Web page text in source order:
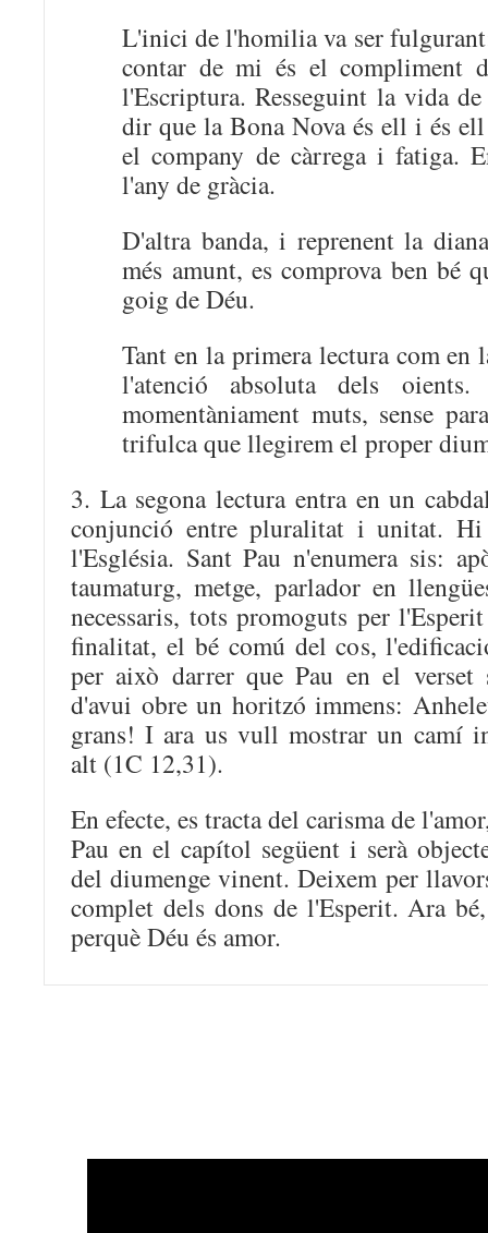
L'inici de l'homilia va ser
contar de mi és el compliment
l'Escriptura. Resseguint la vida de
dir que la Bona Nova és ell i és
el company de càrrega i fatiga.
l'any de gràcia.
D'altra banda, i reprenent la
més amunt, es comprova ben bé
goig de Déu.
Tant en la primera lectura com en
l'atenció absoluta dels
momentàniament muts, sense
trifulca que llegirem el proper
3. La segona lectura entra en un
conjunció entre pluralitat i unitat. Hi
l'Església. Sant Pau n'enumera sis:
taumaturg, metge, parlador en
necessaris, tots promoguts per
finalitat, el bé comú del cos,
per això darrer que Pau en el verset
d'avui obre un horitzó immens:
grans! I ara us vull mostrar un camí
alt (1C 12,31).
En efecte, es tracta del carisma de
Pau en el capítol següent i serà
del diumenge vinent. Deixem per
complet dels dons de l'Esperit. Ara
perquè Déu és amor.